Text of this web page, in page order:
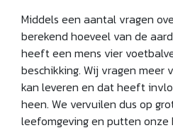
Middels een aantal vragen
berekend hoeveel van de
heeft een mens vier
beschikking. Wij vragen meer
kan leveren en dat heeft
heen. We vervuilen dus op
leefomgeving en putten onze